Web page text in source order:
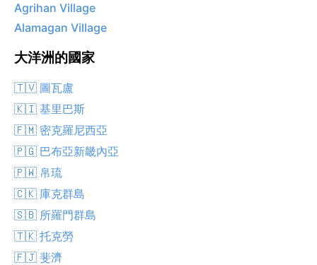
Agrihan Village
Alamagan Village
大洋洲的國家
🇹🇻 圖瓦盧
🇰🇮 基里巴斯
🇫🇲 密克羅尼西亞
🇵🇬 巴布亞新畿內亞
🇵🇼 帛琉
🇨🇰 庫克群島
🇸🇧 所羅門群島
🇹🇰 托克勞
🇫🇯 斐濟